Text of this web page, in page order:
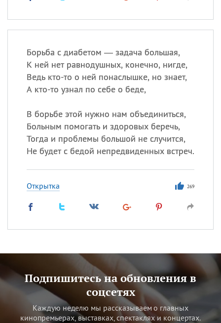
Борьба с диабетом — задача большая,
К ней нет равнодушных, конечно, нигде,
Ведь кто-то о ней понаслышке, но знает,
А кто-то узнал по себе о беде,
В борьбе этой нужно нам объединиться,
Больным помогать и здоровых беречь,
Тогда и проблемы большой не случится,
Не будет с бедой непредвиденных встреч.
Открытка 269
Подпишитесь на обновления в
соцсетях
Каждую неделю мы рассказываем о главных
кинопремьерах, выставках, спектаклях и концертах.